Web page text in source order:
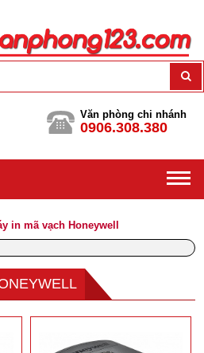
Văn phòng chi nhánh
0906.308.380
in mã vạch Honeywell